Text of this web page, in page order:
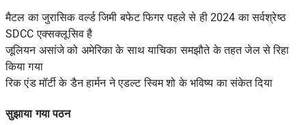
मैटल का जुरासिक वर्ल्ड जिमी बफेट फिगर पहले से ही 2024 का सर्वश्रेष्ठ
SDCC एक्सक्लूसिव है
जूलियन असांजे को अमेरिका के साथ याचिका समझौते के तहत जेल से रिहा
किया गया
रिक एंड मॉर्टी के डैन हार्मन ने एडल्ट स्विम शो के भविष्य का संकेत दिया
सुझाया गया पठन